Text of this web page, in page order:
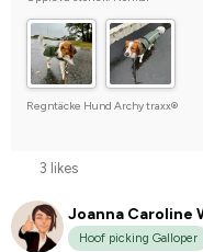
Regntäcke Hund Archy traxx®
3 likes
Joanna Caroline
Hoof picking Galloper